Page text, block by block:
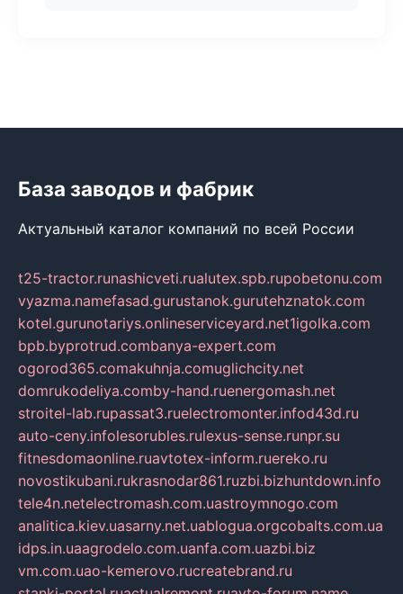
База заводов и фабрик
Актуальный каталог компаний по всей России
t25-tractor.runashicveti.rualutex.spb.rupobetonu.com
vyazma.namefasad.gurustanok.gurutehznatok.com
kotel.gurunotariys.onlineserviceyard.net1igolka.com
bpb.byprotrud.combanya-expert.com
ogorod365.comakuhnja.comuglichcity.net
domrukodeliya.comby-hand.ruenergomash.net
stroitel-lab.rupassat3.ruelectromonter.infod43d.ru
auto-ceny.infolesorubles.rulexus-sense.runpr.su
fitnesdomaonline.ruavtotex-inform.ruereko.ru
novostikubani.rukrasnodar861.ruzbi.bizhuntdown.info
tele4n.netelectromash.com.uastroymnogo.com
analitica.kiev.uasarny.net.uablogua.orgcobalts.com.ua
idps.in.uaagrodelo.com.uanfa.com.uazbi.biz
vm.com.uao-kemerovo.rucreatebrand.ru